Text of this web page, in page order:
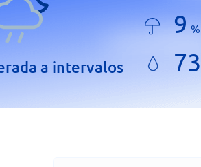
a intervalos
9 %
73